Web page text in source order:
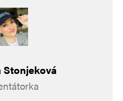
pravdu. Dalsi
pry je jedina pricina
jak se veci ve
Stonjeková